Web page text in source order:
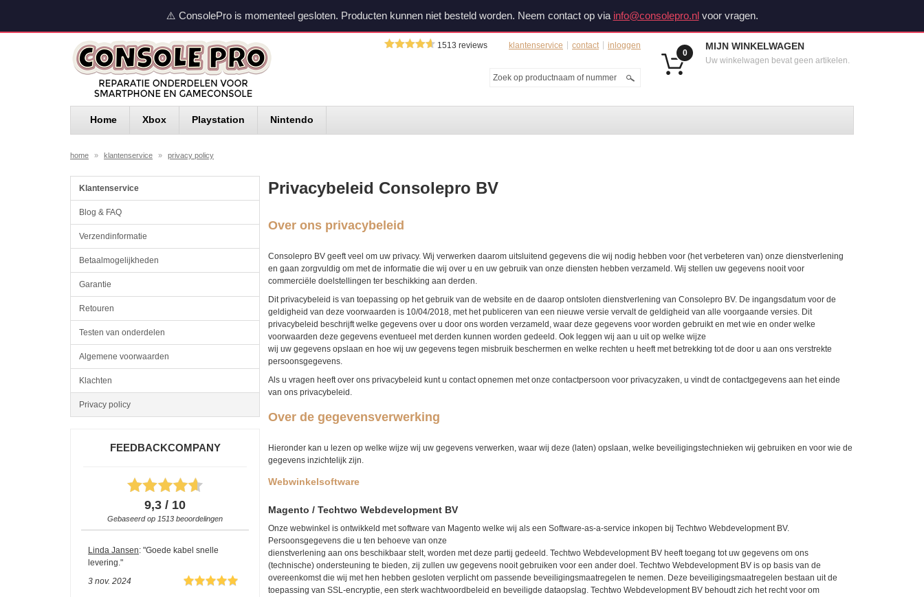
⚠️ ConsolePro is momenteel gesloten. Producten kunnen niet besteld worden. Neem contact op via info@consolepro.nlvoor vragen.
klantenservice contact inloggen
1513 reviews
0
MIJN WINKELWAGEN
Uw winkelwagen bevat geen artikelen.
Home Xbox Playstation Nintendo
home » klantenservice » privacy policy
Klantenservice
Blog & FAQ
Verzendinformatie
Betaalmogelijkheden
Garantie
Retouren
Testen van onderdelen
Algemene voorwaarden
Klachten
Privacy policy
FEEDBACKCOMPANY
9,3 / 10
Gebaseerd op 1513 beoordelingen
Linda Jansen: "Goede kabel snelle
levering."
3 nov. 2024
Privacybeleid Consolepro BV
Over ons privacybeleid
Consolepro BV geeft veel om uw privacy. Wij verwerken daarom uitsluitend gegevens die wij nodig hebben voor (het verbeteren van) onze dienstverlening
en gaan zorgvuldig om met de informatie die wij over u en uw gebruik van onze diensten hebben verzameld. Wij stellen uw gegevens nooit voor
commerciële doelstellingen ter beschikking aan derden.
Dit privacybeleid is van toepassing op het gebruik van de website en de daarop ontsloten dienstverlening van Consolepro BV. De ingangsdatum voor de
geldigheid van deze voorwaarden is 10/04/2018, met het publiceren van een nieuwe versie vervalt de geldigheid van alle voorgaande versies. Dit
privacybeleid beschrijft welke gegevens over u door ons worden verzameld, waar deze gegevens voor worden gebruikt en met wie en onder welke
voorwaarden deze gegevens eventueel met derden kunnen worden gedeeld. Ook leggen wij aan u uit op welke wijze
wij uw gegevens opslaan en hoe wij uw gegevens tegen misbruik beschermen en welke rechten u heeft met betrekking tot de door u aan ons verstrekte
persoonsgegevens.
Als u vragen heeft over ons privacybeleid kunt u contact opnemen met onze contactpersoon voor privacyzaken, u vindt de contactgegevens aan het einde
van ons privacybeleid.
Over de gegevensverwerking
Hieronder kan u lezen op welke wijze wij uw gegevens verwerken, waar wij deze (laten) opslaan, welke beveiligingstechnieken wij gebruiken en voor wie de
gegevens inzichtelijk zijn.
Webwinkelsoftware
Magento / Techtwo Webdevelopment BV
Onze webwinkel is ontwikkeld met software van Magento welke wij als een Software-as-a-service inkopen bij Techtwo Webdevelopment BV.
Persoonsgegevens die u ten behoeve van onze
dienstverlening aan ons beschikbaar stelt, worden met deze partij gedeeld. Techtwo Webdevelopment BV heeft toegang tot uw gegevens om ons
(technische) ondersteuning te bieden, zij zullen uw gegevens nooit gebruiken voor een ander doel. Techtwo Webdevelopment BV is op basis van de
overeenkomst die wij met hen hebben gesloten verplicht om passende beveiligingsmaatregelen te nemen. Deze beveiligingsmaatregelen bestaan uit de
toepassing van SSL-encryptie, een sterk wachtwoordbeleid en beveiligde dataopslag. Techtwo Webdevelopment BV behoudt zich het recht voor om